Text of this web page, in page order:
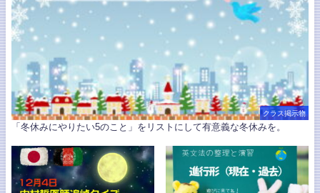
クラス掲示物
「冬休みにやりたい5のこと」をリストにして有意義な冬休みを。